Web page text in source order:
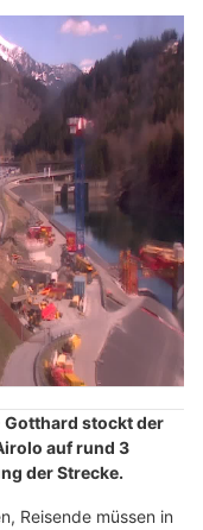
stockt der
auf rund 3
der Strecke.
Reisende müssen in